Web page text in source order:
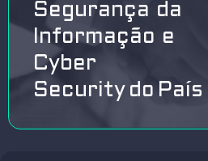
Segurança da
Informação e
Cyber
Security do País